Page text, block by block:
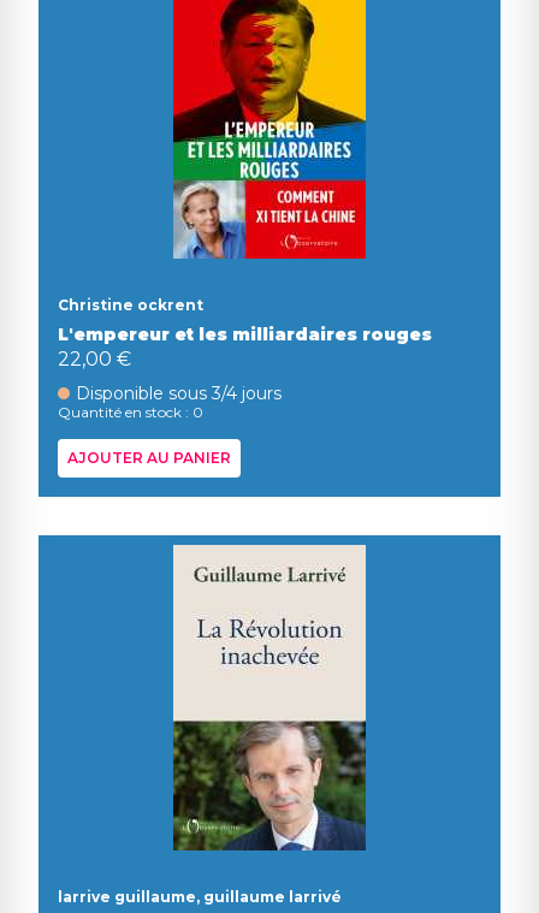
Christine ockrent
L'empereur et les milliardaires rouges
22,00 €
Disponible sous 3/4 jours
Quantité en stock : 0
AJOUTER AU PANIER
larrive guillaume, guillaume larrivé